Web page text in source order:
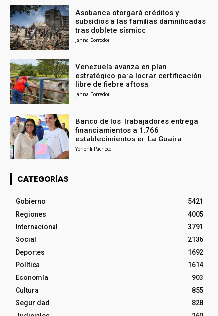
Asobanca otorgará créditos y
subsidios a las familias damnificadas
tras doblete sísmico
Janna Corredor
Venezuela avanza en plan
estratégico para lograr certificación
libre de fiebre aftosa
Janna Corredor
Banco de los Trabajadores entrega
financiamientos a 1.766
establecimientos en La Guaira
Yohenli Pacheco
CATEGORÍAS
Gobierno
5421
Regiones
4005
Internacional
3791
Social
2136
Deportes
1692
Política
1614
Economía
903
Cultura
855
Seguridad
828